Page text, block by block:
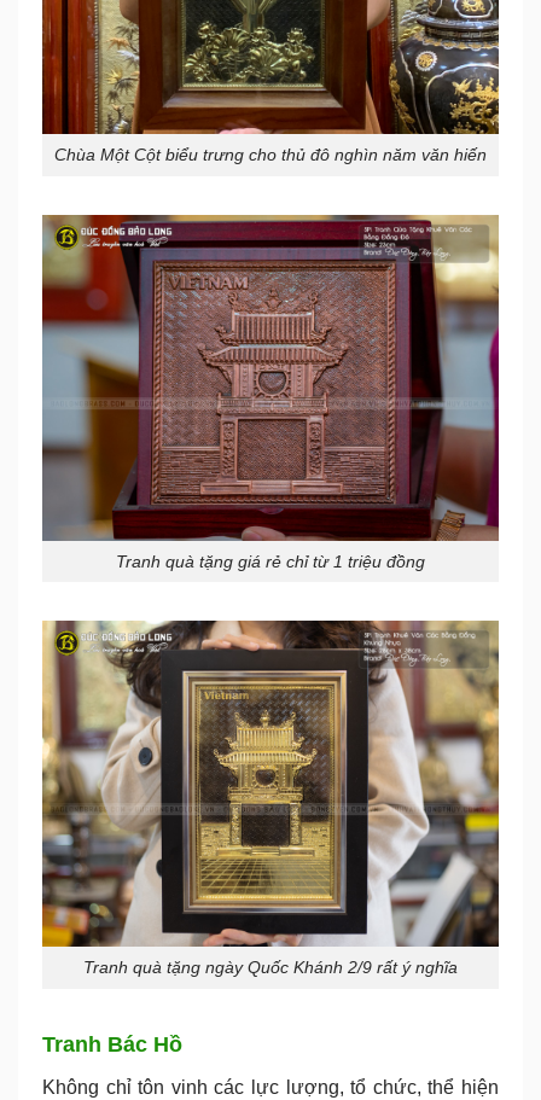
Chùa Một Cột biểu trưng cho thủ đô nghìn năm văn hiến
Tranh quà tặng giá rẻ chỉ từ 1 triệu đồng
Tranh quà tặng ngày Quốc Khánh 2/9 rất ý nghĩa
Tranh Bác Hồ
Không chỉ tôn vinh các lực lượng, tổ chức, thể hiện